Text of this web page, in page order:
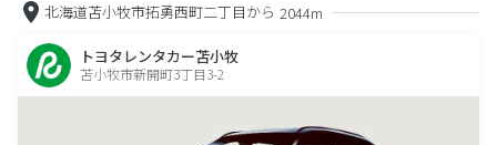
北海道苫小牧市拓勇西町二丁目から 2044m
トヨタレンタカー苫小牧
苫小牧市新開町3丁目3-2